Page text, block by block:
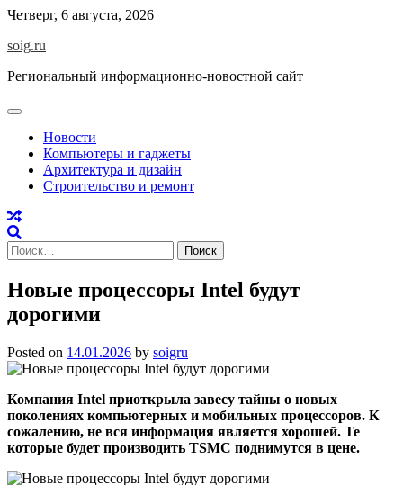
Skip
content
Четверг, 6 августа, 2026
soig.ru
Региональный информационно-новостной сайт
Новости
Компьютеры и гаджеты
Архитектура и дизайн
Строительство и ремонт
Найти:
Новые процессоры Intel будут
дорогими
Posted on 14.01.2026 by soigru
Компания Intel приоткрыла завесу тайны о новых
поколениях компьютерных и мобильных процессоров. К
сожалению, не вся информация является хорошей. Те
которые будет производить TSMC поднимутся в цене.